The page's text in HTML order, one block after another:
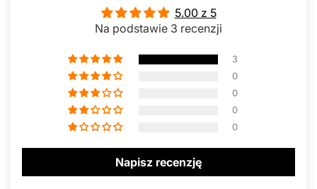
5.00 z 5
Na podstawie 3 recenzji
3
0
0
0
0
Napisz recenzję